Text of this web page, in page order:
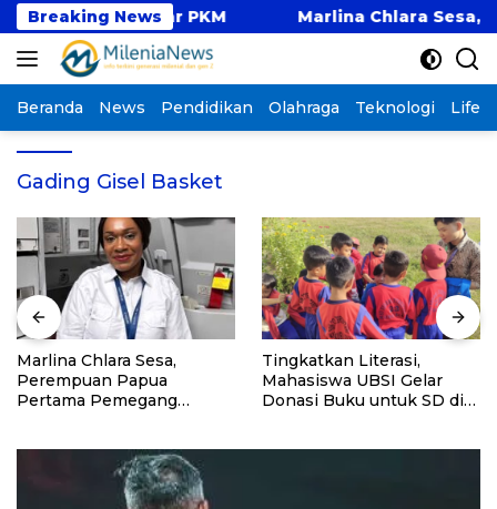
Langsung
ke
konten
Breaking News
Gelar PKM Marlina Chlara Sesa,
Beranda News Pendidikan Olahraga Teknologi
Gading Gisel Basket
Marlina Chlara Sesa,
Perempuan Papua
Pertama Pemegang
Tingkatkan Literasi,
Mahasiswa UBSI Gelar
Donasi Buku untuk SD di